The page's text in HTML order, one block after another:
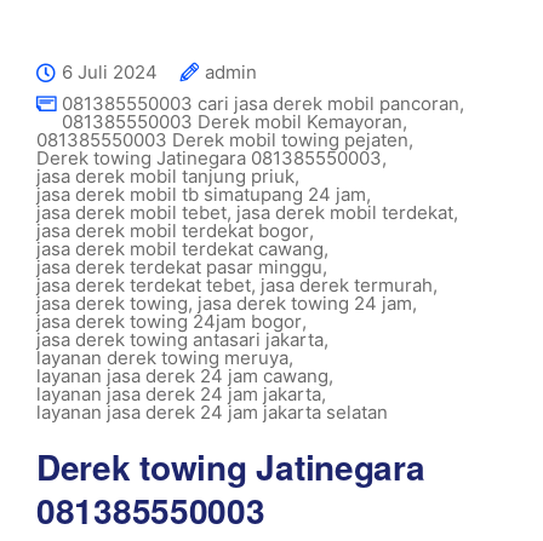
6 Juli 2024
admin
081385550003 cari jasa derek mobil pancoran,
081385550003 Derek mobil Kemayoran,
081385550003 Derek mobil towing pejaten,
Derek towing Jatinegara 081385550003,
jasa derek mobil tanjung priuk,
jasa derek mobil tb simatupang 24 jam,
jasa derek mobil tebet, jasa derek mobil terdekat,
jasa derek mobil terdekat bogor,
jasa derek mobil terdekat cawang,
jasa derek terdekat pasar minggu,
jasa derek terdekat tebet, jasa derek termurah,
jasa derek towing, jasa derek towing 24 jam,
jasa derek towing 24jam bogor,
jasa derek towing antasari jakarta,
layanan derek towing meruya,
layanan jasa derek 24 jam cawang,
layanan jasa derek 24 jam jakarta,
layanan jasa derek 24 jam jakarta selatan
Derek towing Jatinegara
081385550003